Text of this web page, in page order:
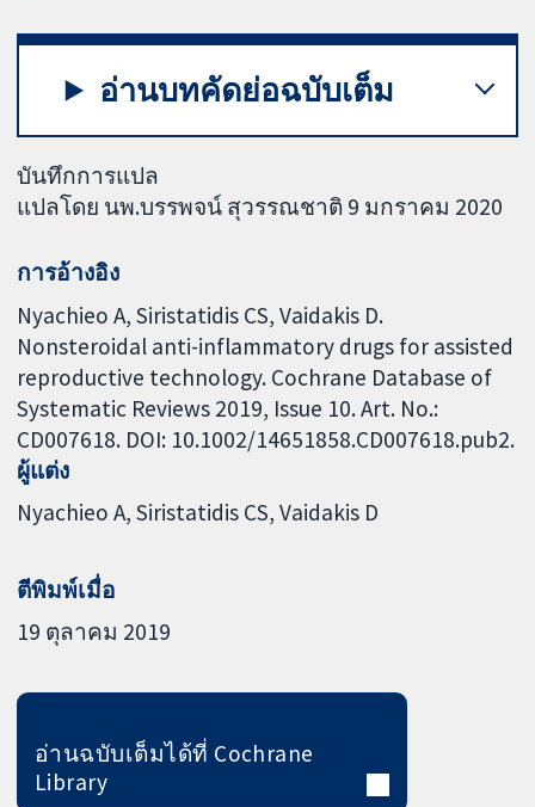
อ่านบทคัดย่อฉบับเต็ม
บันทึกการแปล
แปลโดย นพ.บรรพจน์ สุวรรณชาติ 9 มกราคม 2020
การอ้างอิง
Nyachieo A, Siristatidis CS, Vaidakis D.
Nonsteroidal anti-inflammatory drugs for assisted
reproductive technology. Cochrane Database of
Systematic Reviews 2019, Issue 10. Art. No.:
CD007618. DOI: 10.1002/14651858.CD007618.pub2.
ผู้แต่ง
Nyachieo A Siristatidis CS Vaidakis D
ตีพิมพ์เมื่อ
19 ตุลาคม 2019
อ่านฉบับเต็มได้ที่ Cochrane
Library